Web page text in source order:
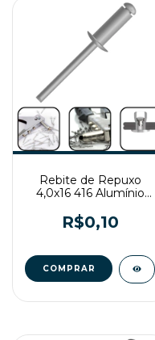
Rebite de Repuxo
4,0x16 416 Alumínio
R$0,10